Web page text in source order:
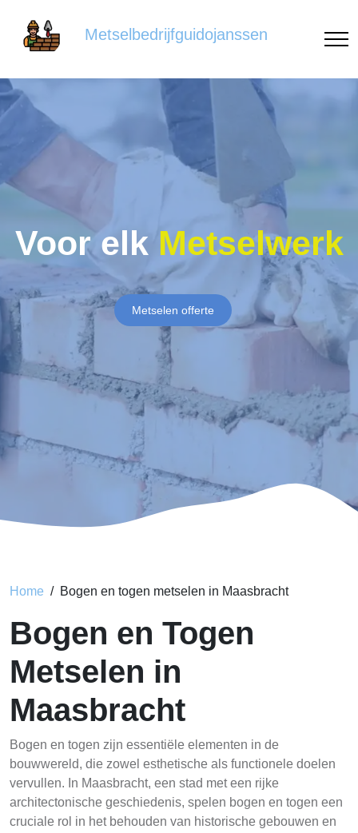
Metselbedrijfguidojanssen
Voor elk Metselwerk
Metselen offerte
Home Bogen en togen metselen in Maasbracht
Bogen en Togen
Metselen in
Maasbracht
Bogen en togen zijn essentiële elementen in de
bouwwereld, die zowel esthetische als functionele doelen
vervullen. In Maasbracht, een stad met een rijke
architectonische geschiedenis, spelen bogen en togen een
cruciale rol in het behouden van historische gebouwen en